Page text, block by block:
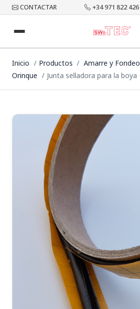
CONTACTAR +34 971 822 426
Inicio Productos Amarre y Fondeo
Orinque
Junta selladora para la boya